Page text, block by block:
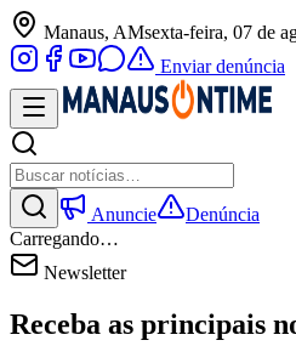
Manaus, AMsexta-feira, 07 de
Enviar denúncia
Anuncie
Denúncia
Carregando…
Newsletter
Receba as principais